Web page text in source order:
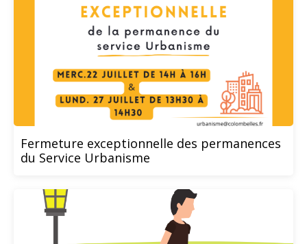
Fermeture exceptionnelle des permanences
du Service Urbanisme